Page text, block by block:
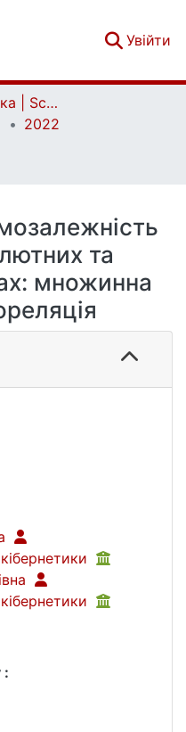
Увійти
Наукова періодика | Scientific periodicals
2022
та
множинна
: